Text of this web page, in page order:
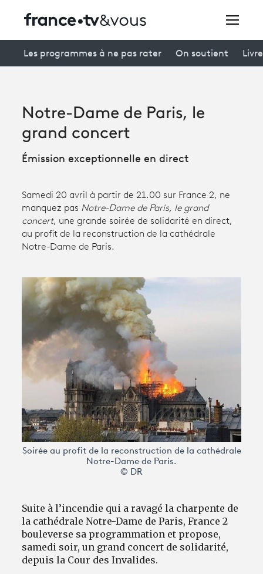
connexion
Avantages fidélité
Creators
À votre écoute
Productions et innovation
Programme tv
Les programmes à ne pas rater On soutient
Notre-Dame de Paris, le
grand concert
Émission exceptionnelle en direct
Samedi 20 avril à partir de 21.00 sur France 2, ne
manquez pas Notre-Dame de Paris, le grand
concert, une grande soirée de solidarité en direct,
au profit de la reconstruction de la cathédrale
Notre-Dame de Paris.
Soirée au profit de la reconstruction de la cathédrale
Notre-Dame de Paris.
© DR
Suite à l’incendie qui a ravagé la charpente de
la cathédrale Notre-Dame de Paris, France 2
bouleverse sa programmation et propose,
samedi soir, un grand concert de solidarité,
depuis la Cour des Invalides.